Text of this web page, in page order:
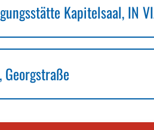
Kapitelsaal, IN